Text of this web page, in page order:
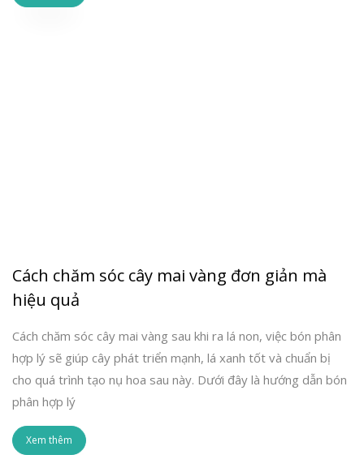
Cách chăm sóc cây mai vàng đơn giản mà
hiệu quả
Cách chăm sóc cây mai vàng sau khi ra lá non, việc bón phân
hợp lý sẽ giúp cây phát triển mạnh, lá xanh tốt và chuẩn bị
cho quá trình tạo nụ hoa sau này. Dưới đây là hướng dẫn bón
phân hợp lý
Xem thêm